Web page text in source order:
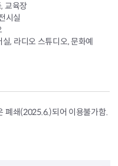
교육장
시실
, 라디오 스튜디오, 문화예
폐쇄(2025.6.)되어 이용불가함.